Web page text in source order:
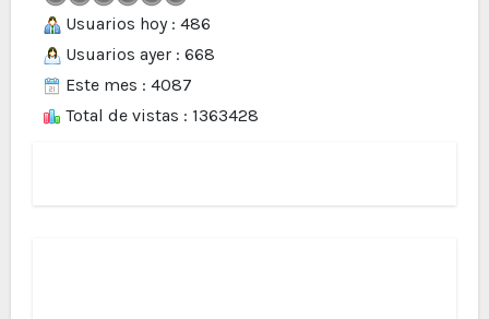
Usuarios hoy : 486
Usuarios ayer : 668
Este mes : 4087
Total de vistas : 1363428